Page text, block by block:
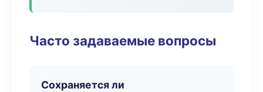
Часто задаваемые вопросы
Сохраняется ли